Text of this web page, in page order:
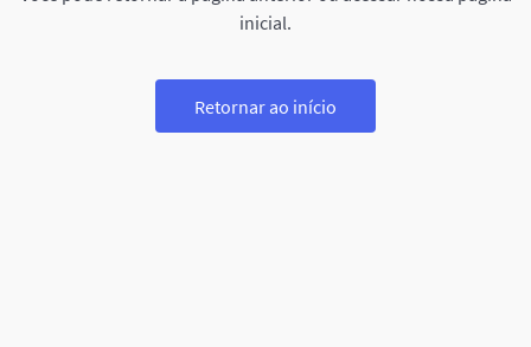
inicial.
Retornar ao início